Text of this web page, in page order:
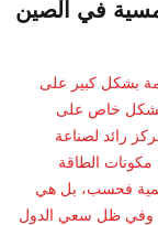
في الصين
بشكل كبير على
بشكل خاص على
رائد لصناعة
مكونات الطاقة
فحسب، بل هي
وفي ظل سعي الدول